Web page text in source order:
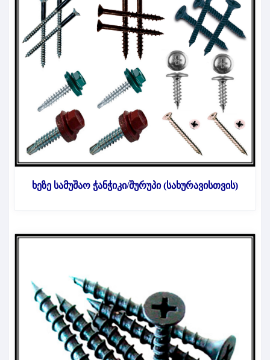
ხეზე სამუშაო ჭანჭიკი/შურუპი (სახურავისთვის)